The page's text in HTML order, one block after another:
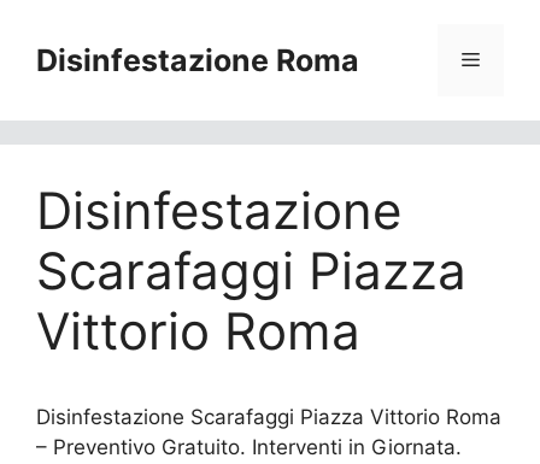
contenuto
Disinfestazione Roma Menu
Disinfestazione
Scarafaggi Piazza
Vittorio Roma
Disinfestazione Scarafaggi Piazza Vittorio Roma
– Preventivo Gratuito. Interventi in Giornata.